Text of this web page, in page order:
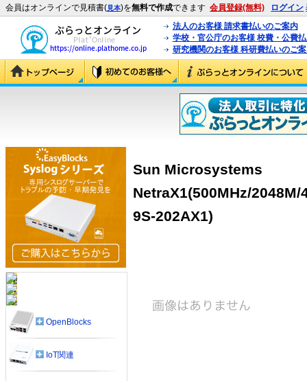
会員はオンラインで見積書(見本)を無料で作成できます 会員登録(無料) ログイン
法人のお客様 請求書払いのご案内
学校・官公庁のお客様 校費・公費
研究機関のお客様 科研費払いのご
Sun Microsystems
NetraX1(500MHz/
9S-202AX1)
OpenBlocks
IoT関連